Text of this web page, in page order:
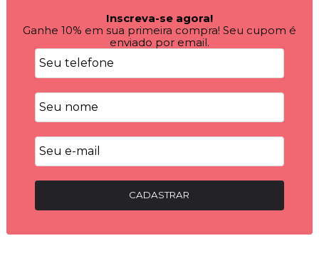
Inscreva-se agora!
Ganhe 10% em sua primeira compra! Seu cupom é
enviado por email.
CADASTRAR